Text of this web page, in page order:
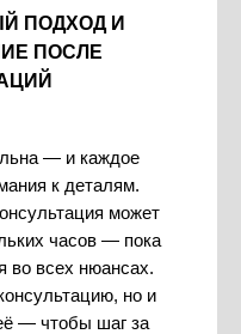
ПОДХОД И
ПОСЛЕ
— и каждое
к деталям.
может
часов — пока
во всех нюансах.
но и
— чтобы шаг за